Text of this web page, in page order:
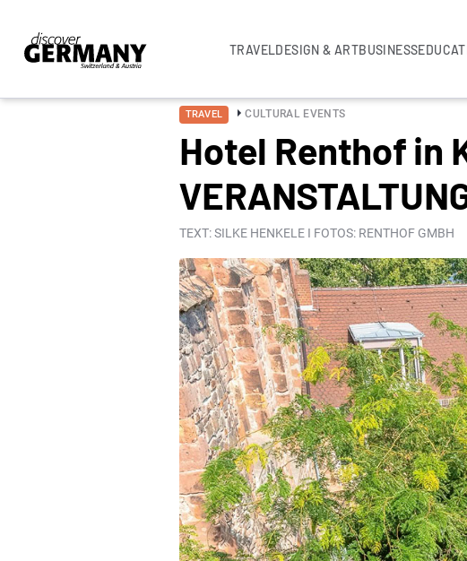
TRAVELDESIGN & ARTBUSINESS
TRAVEL CULTURAL EVENTS
Hotel Renthof in
TEXT: SILKE HENKELE I FOTOS: RENTHOF GMBH